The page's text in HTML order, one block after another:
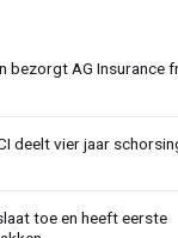
bezorgt AG Insurance
deelt vier jaar
toe en heeft eerste